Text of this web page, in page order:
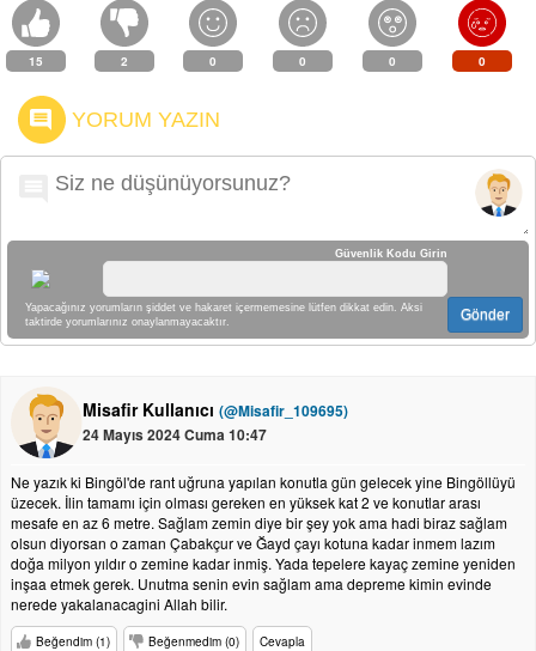
15 2 0 0 0 0
YORUM YAZIN
Güvenlik Kodu Girin
Yapacağınız yorumların şiddet ve hakaret içermemesine lütfen dikkat edin. Aksi
taktirde yorumlarınız onaylanmayacaktır.
Gönder
Misafir Kullanıcı (@Misafir_109695)
24 Mayıs 2024 Cuma 10:47
Ne yazık ki Bingöl'de rant uğruna yapılan konutla gün gelecek yine Bingöllüyü
üzecek. İlin tamamı için olması gereken en yüksek kat 2 ve konutlar arası
mesafe en az 6 metre. Sağlam zemin diye bir şey yok ama hadi biraz sağlam
olsun diyorsan o zaman Çabakçur ve Ğayd çayı kotuna kadar inmem lazım
doğa milyon yıldır o zemine kadar inmiş. Yada tepelere kayaç zemine yeniden
inşaa etmek gerek. Unutma senin evin sağlam ama depreme kimin evinde
nerede yakalanacagini Allah bilir.
Beğendim (1) Beğenmedim (0) Cevapla